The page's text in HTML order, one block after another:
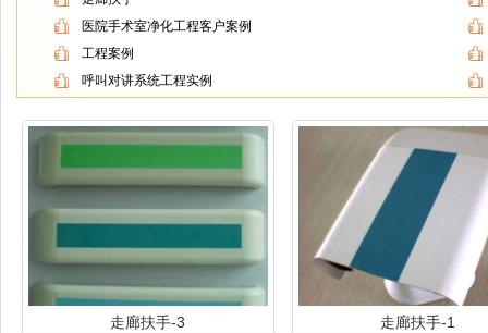
医院手术室净化工程客户案例
工程案例
呼叫对讲系统工程实例
走廊扶手-3 走廊扶手-1